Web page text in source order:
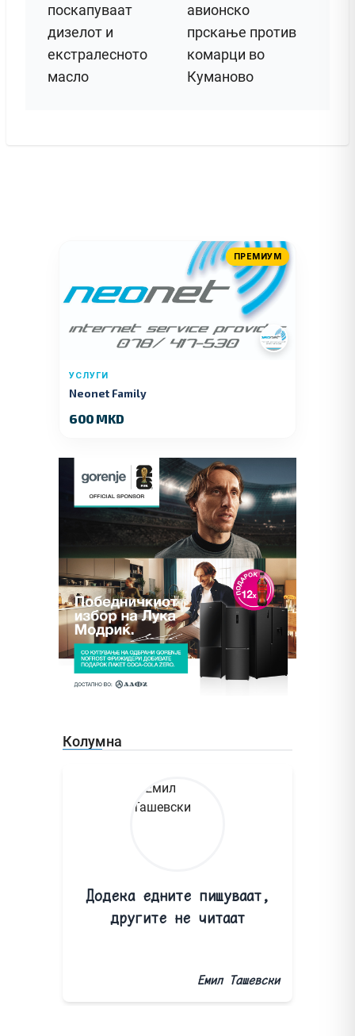
поскапуваат
дизелот и
екстралесното
масло
авионско
прскање против
комарци во
Куманово
ПРЕМИУМ
УСЛУГИ
Neonet Family
600 MKD
Колумна
Додека едните пишуваат,
другите не читаат
Емил Ташевски